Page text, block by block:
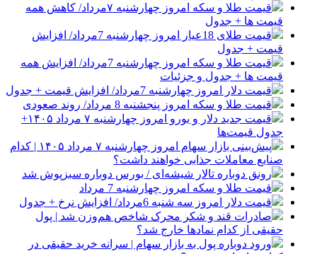
قیمت طلا و سکه امروز چهارشنبه ۷مرداد/ کاهش همه
قیمت ها + جدول
قیمت طلای 18عیار امروز چهارشنبه 7مرداد/ افزایش
قیمت + جدول
قیمت طلا و سکه امروز چهارشنبه 7مرداد/ افزایش همه
قیمت ها + جدول و جزئیات
قیمت دلار امروز چهارشنبه 7مرداد/ افزایش قیمت + جدول
قیمت طلا و سکه امروز پنجشنبه 8 مرداد/ روند صعودی
قیمت جدید دلار و یورو امروز چهارشنبه ۷ مرداد ۱۴۰۵+
جدول قیمت‌ها
پیش‌بینی بازار سهام امروز چهارشنبه ۷ مرداد ۱۴۰۵ | کدام
صنایع معاملات جذابی خواهند داشت؟
رونق دوباره تالار شیشه‌ای / بورس دوباره سبزپوش شد
قیمت طلا و سکه امروز چهارشنبه 7 مرداد
قیمت دلار امروز سه شنبه 6مرداد/ افزایش نرخ + جدول
صادرات قند و شکر محرک شاخص هم‌وزن شد | پول
حقیقی از کدام نماد‌ها خارج شد؟
ورود دوباره پول به بازار سهام | سرانه خرید حقیقی در